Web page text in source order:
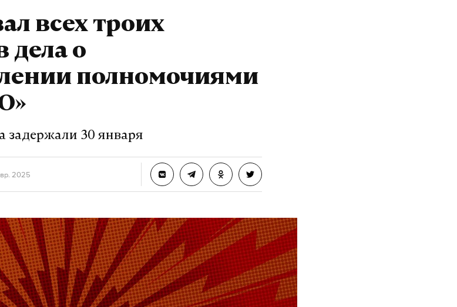
всех троих
дела о
полномочиями
задержали 30 января
2025